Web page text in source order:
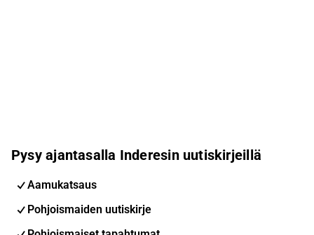
Pysy ajantasalla Inderesin uutiskirjeillä
Aamukatsaus
Pohjoismaiden uutiskirje